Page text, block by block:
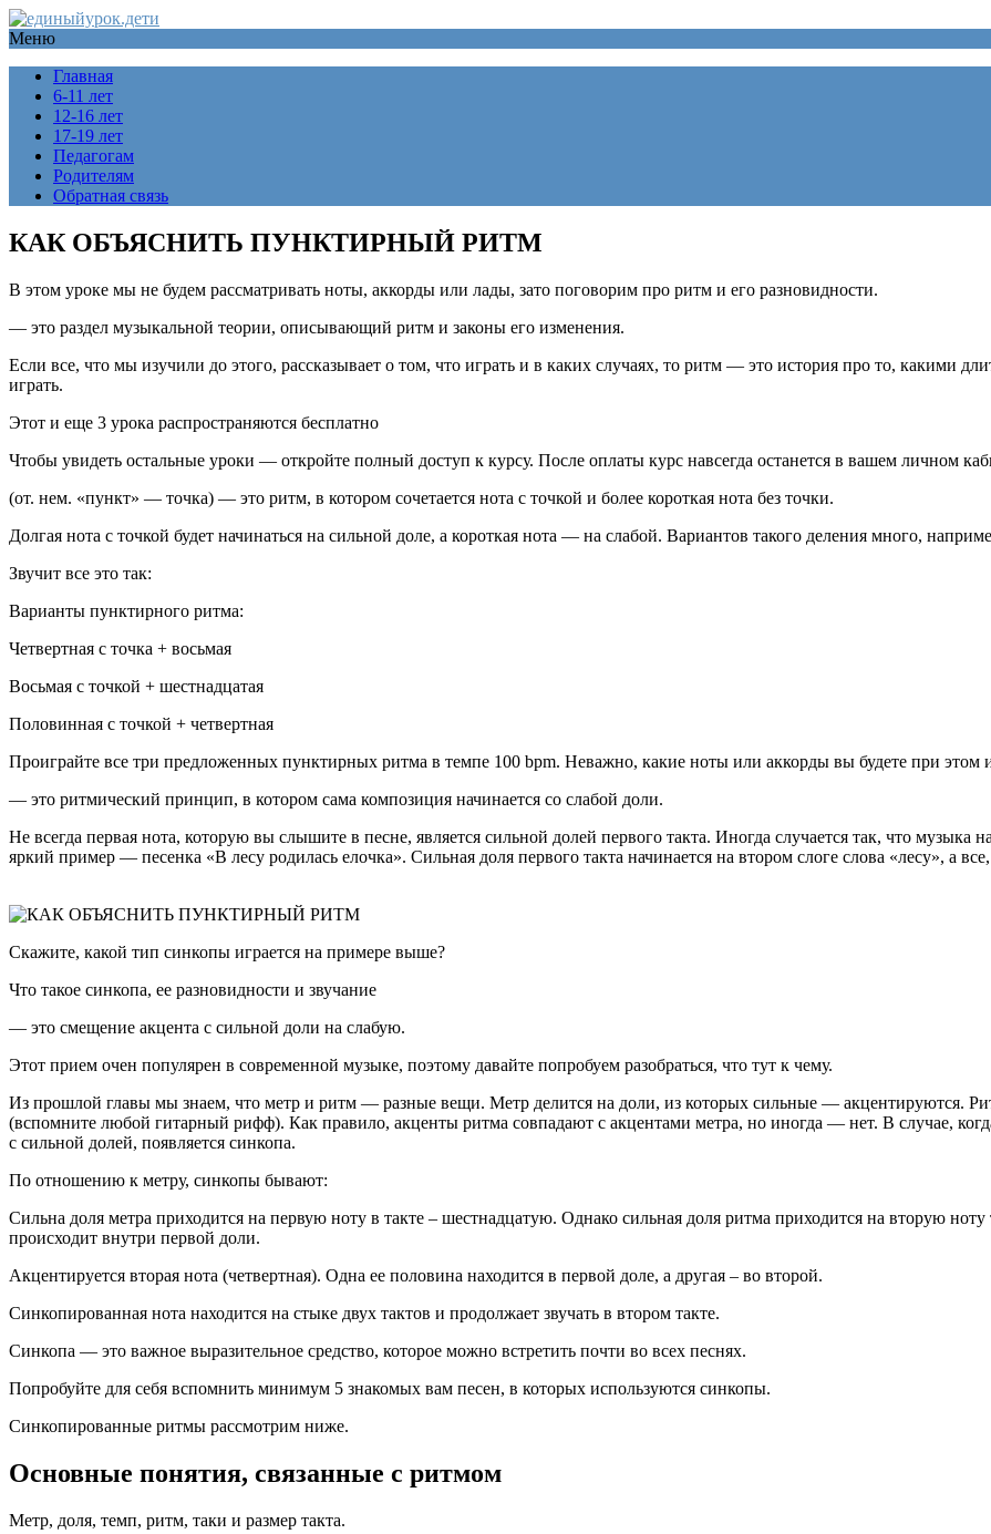
Меню
Главная
6-11 лет
12-16 лет
17-19 лет
Педагогам
Родителям
Обратная связь
КАК ОБЪЯСНИТЬ ПУНКТИРНЫЙ РИТМ
В этом уроке мы не будем рассматривать ноты, аккорды или лады, зато поговорим про ритм и его разновидности.
— это раздел музыкальной теории, описывающий ритм и законы его изменения.
Если все, что мы изучили до этого, рассказывает о том, что играть и в каких случаях, то ритм — это история про то, какими
играть.
Этот и еще 3 урока распространяются бесплатно
Чтобы увидеть остальные уроки — откройте полный доступ к курсу. После оплаты курс навсегда останется в вашем личном
(от. нем. «пункт» — точка) — это ритм, в котором сочетается нота с точкой и более короткая нота без точки.
Долгая нота с точкой будет начинаться на сильной доле, а короткая нота — на слабой. Вариантов такого деления много,
Звучит все это так:
Варианты пунктирного ритма:
Четвертная с точка + восьмая
Восьмая с точкой + шестнадцатая
Половинная с точкой + четвертная
Проиграйте все три предложенных пунктирных ритма в темпе 100 bpm. Неважно, какие ноты или аккорды вы будете при этом
— это ритмический принцип, в котором сама композиция начинается со слабой доли.
Не всегда первая нота, которую вы слышите в песне, является сильной долей первого такта. Иногда случается так, что музыка
яркий пример — песенка «В лесу родилась елочка». Сильная доля первого такта начинается на втором слоге слова «лесу», а все,
Скажите, какой тип синкопы играется на примере выше?
Что такое синкопа, ее разновидности и звучание
— это смещение акцента с сильной доли на слабую.
Этот прием очен популярен в современной музыке, поэтому давайте попробуем разобраться, что тут к чему.
Из прошлой главы мы знаем, что метр и ритм — разные вещи. Метр делится на доли, из которых сильные — акцентируются.
(вспомните любой гитарный рифф). Как правило, акценты ритма совпадают с акцентами метра, но иногда — нет. В случае,
с сильной долей, появляется синкопа.
По отношению к метру, синкопы бывают:
Сильна доля метра приходится на первую ноту в такте – шестнадцатую. Однако сильная доля ритма приходится на вторую
происходит внутри первой доли.
Акцентируется вторая нота (четвертная). Одна ее половина находится в первой доле, а другая – во второй.
Синкопированная нота находится на стыке двух тактов и продолжает звучать в втором такте.
Синкопа — это важное выразительное средство, которое можно встретить почти во всех песнях.
Попробуйте для себя вспомнить минимум 5 знакомых вам песен, в которых используются синкопы.
Синкопированные ритмы рассмотрим ниже.
Основные понятия, связанные с ритмом
Метр, доля, темп, ритм, таки и размер такта.